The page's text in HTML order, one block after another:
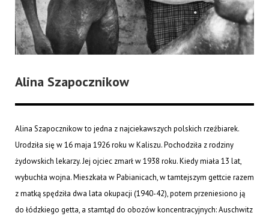
Alina Szapocznikow
Alina Szapocznikow to jedna z najciekawszych polskich rzeźbiarek.
Urodziła się w 16 maja 1926 roku w Kaliszu. Pochodziła z rodziny
żydowskich lekarzy. Jej ojciec zmarł w 1938 roku. Kiedy miała 13 lat,
wybuchła wojna. Mieszkała w Pabianicach, w tamtejszym gettcie razem
z matką spędziła dwa lata okupacji (1940-42), potem przeniesiono ją
do łódzkiego getta, a stamtąd do obozów koncentracyjnych: Auschwitz